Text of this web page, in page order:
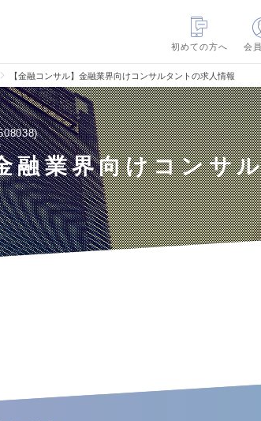
初めての方へ
会
【金融コンサル】金融業界向けコンサルタントの求人情報
融業界向けコンサ